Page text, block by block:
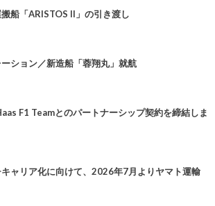
船「ARISTOS II」の引き渡し
ション／新造船「蓉翔丸」就航
F1 Teamとのパートナーシップ契約を締結しま
キャリア化に向けて、2026年7月よりヤマト運輸